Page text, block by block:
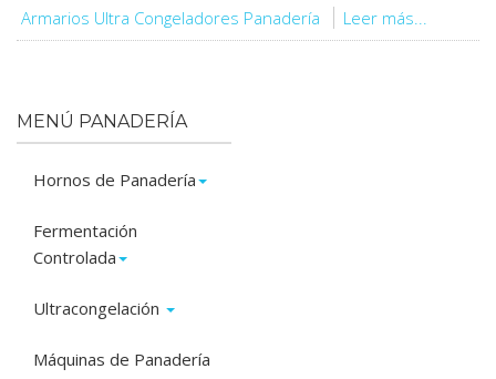
Armarios Ultra Congeladores Panadería Leer más...
MENÚ PANADERÍA
Hornos de Panadería
Fermentación
Controlada
Ultracongelación
Máquinas de Panadería